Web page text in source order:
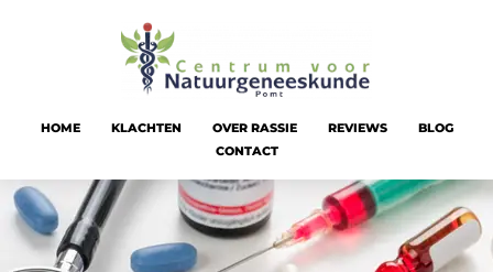
HOME KLACHTEN OVER RASSIE REVIEWS
BLOG
CONTACT